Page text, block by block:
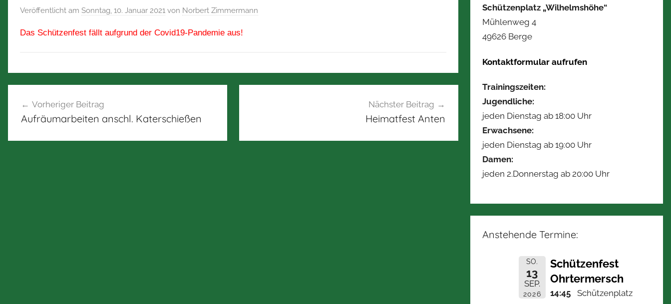
Veröffentlicht am Sonntag, 10. Januar 2021 von Norbert Zimmermann
Das Schützenfest fällt aufgrund der Covid19-Pandemie aus!
Vorheriger Beitrag
Aufräumarbeiten anschl. Katerschießen
Nächster Beitrag
Heimatfest Anten
Schützenplatz „Wilhelmshöhe“
Mühlenweg 4
49626 Berge
Kontaktformular aufrufen
Trainingszeiten:
Jugendliche:
jeden Dienstag ab 18:00 Uhr
Erwachsene:
jeden Dienstag ab 19:00 Uhr
Damen:
jeden 2.Donnerstag ab 20:00 Uhr
Anstehende Termine:
SO.
13
SEP.
2026
Schützenfest
Ohrtermersch
14:45
Schützenplatz